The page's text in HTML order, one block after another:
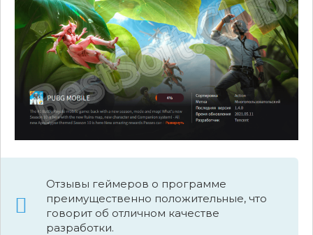
Отзывы геймеров о программе
преимущественно положительные, что
говорит об отличном качестве
разработки.